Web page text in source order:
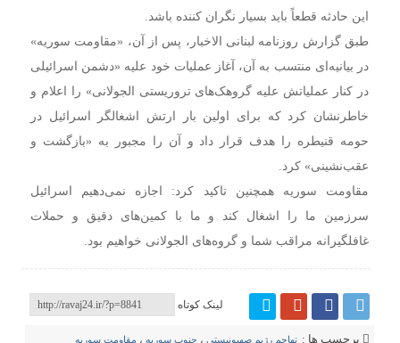
این حادثه قطعاً باید بسیار نگران کننده باشد.
طبق گزارش روزنامه لبنانی الاخبار، پس از آن، «مقاومت سوریه»
در بیانیه‌ای منتسب به آن، آغاز عملیات خود علیه «دشمن اسرائیلی
در کنار عملیاتش علیه گروهک‌های تروریستی الجولانی» را اعلام و
خاطرنشان کرد که برای اولین بار ارتش اشغالگر اسرائیل در
حومه قنیطره را هدف قرار داد و آن را مجبور به «بازگشت و
عقب‌نشینی» کرد.
مقاومت سوریه همچنین تاکید کرد: اجازه نمی‌دهیم اسرائیل
سرزمین ما را اشغال کند و ما با کمین‌های دقیق و حملات
غافلگیرانه مراقب شما و گروه‌های الجولانی خواهیم بود.
لینک کوتاه
برچسب ها : تهاجم رژیم صهیونیستی ، جنوب سوریه ، مقاومت سوریه